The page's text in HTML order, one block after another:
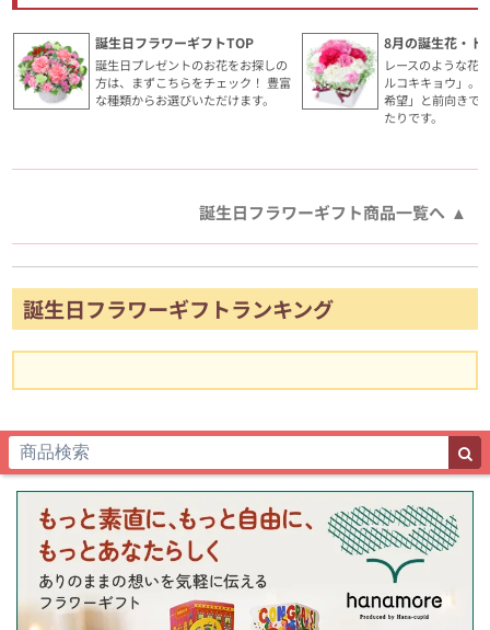
誕生日フラワーギフトTOP
誕生日プレゼントのお花をお探しの
方は、まずこちらをチェック！ 豊富
な種類からお選びいただけます。
8月の誕生花・ト
レースのような花
ルコキキョウ」。
希望」と前向きで
たりです。
誕生日フラワーギフト商品一覧へ
誕生日フラワーギフトランキング